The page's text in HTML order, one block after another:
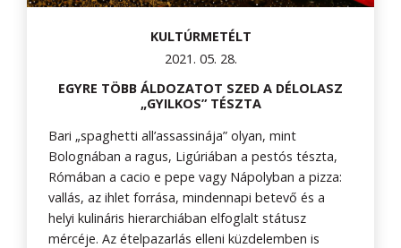
KULTÚRMETÉLT
2021. 05. 28.
EGYRE TÖBB ÁLDOZATOT SZED A DÉLOLASZ
„GYILKOS” TÉSZTA
Bari „spaghetti all’assassinája” olyan, mint
Bolognában a ragus, Ligúriában a pestós tészta,
Rómában a cacio e pepe vagy Nápolyban a pizza:
vallás, az ihlet forrása, mindennapi betevő és a
helyi kulináris hierarchiában elfoglalt státusz
mércéje. Az ételpazarlás elleni küzdelemben is